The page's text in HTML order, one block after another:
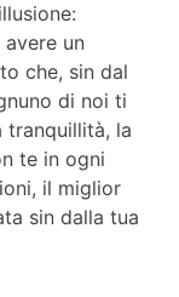
un
che, sin dal
di noi ti
tranquillità, la
te in ogni
il miglior
sin dalla tua